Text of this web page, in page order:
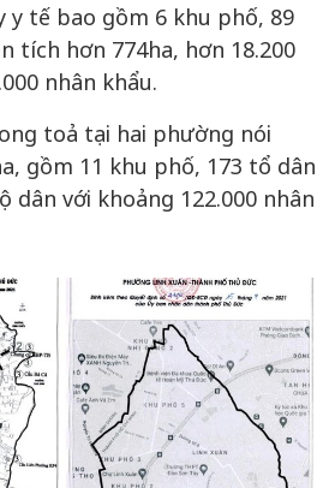
y tế bao gồm 6 khu phố, 89
tích hơn 774ha, hơn 18.200
nhân khẩu.
toả tại hai phường nói
gồm 11 khu phố, 173 tổ dân
dân với khoảng 122.000 nhân